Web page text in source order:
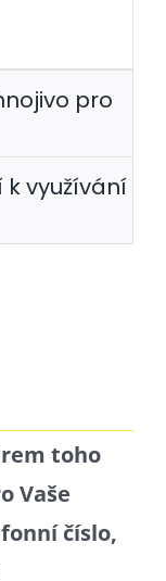
pro
k využívání
toho
Vaše
číslo,